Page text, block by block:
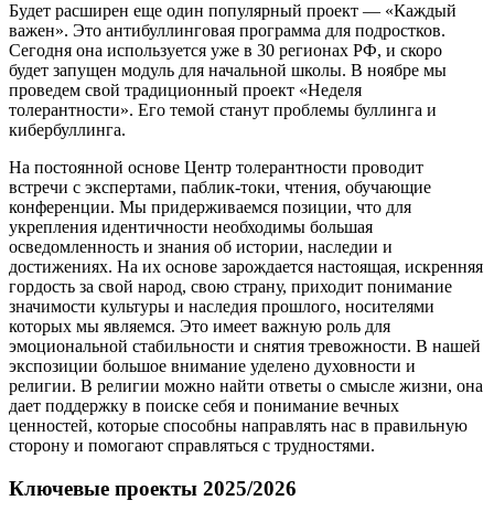
Будет расширен еще один популярный проект — «Каждый
важен». Это антибуллинговая программа для подростков.
Сегодня она используется уже в 30 регионах РФ, и скоро
будет запущен модуль для начальной школы. В ноябре мы
проведем свой традиционный проект «Неделя
толерантности». Его темой станут проблемы буллинга и
кибербуллинга.
На постоянной основе Центр толерантности проводит
встречи с экспертами, паб­лик‑токи, чтения, обучающие
конференции. Мы придерживаемся позиции, что для
укрепления идентичности необходимы большая
осведомленность и знания об истории, наследии и
достижениях. На их основе зарождается настоящая, искренняя
гордость за свой народ, свою страну, приходит понимание
значимости культуры и наследия прошлого, носителями
которых мы являемся. Это имеет важную роль для
эмоциональной стабильности и снятия тревожности. В нашей
экспозиции большое внимание уделено духовности и
религии. В религии можно найти ответы о смысле жизни, она
дает поддержку в поиске себя и понимание вечных
ценностей, которые способны направлять нас в правильную
сторону и помогают справляться с трудностями.
Ключевые проекты 2025/2026